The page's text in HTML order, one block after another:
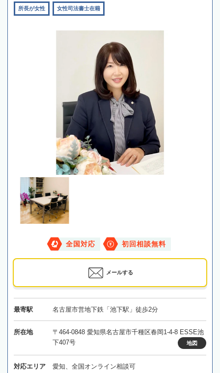
所長が女性 女性司法書士在籍
全国対応 初回相談無料
メールする
最寄駅 名古屋市営地下鉄「池下駅」徒歩2分
所在地
〒464-0848 愛知県名古屋市千種区春岡1-4-8 ESSE池
下407号
地図
対応エリア 愛知、全国オンライン相談可